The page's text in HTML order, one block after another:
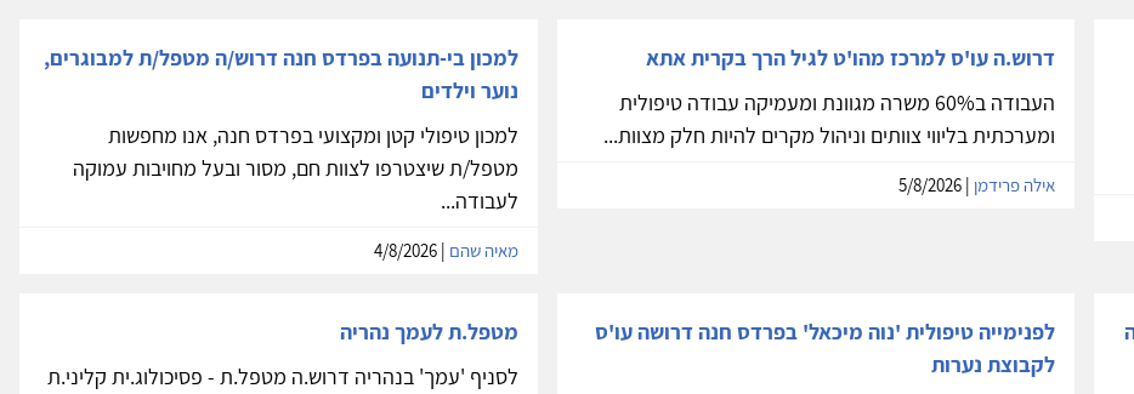
דרוש.ה עו'ס למרכז מהו'ט לגיל הרך בקרית אתא
העבודה ב60% משרה מגוונת ומעמיקה עבודה טיפולית
ומערכתית בליווי צוותים וניהול מקרים להיות חלק מצוות...
אילה פרידמן
למכון בי-תנועה בפרדס חנה דרוש/ה מטפל/ת למבוגרים,
נוער וילדים
למכון טיפולי קטן ומקצועי בפרדס חנה, אנו מחפשות
מטפל/ת שיצטרפו לצוות חם, מסור ובעל מחויבות עמוקה
לעבודה...
מאיה שהם | 4/8/2026
לפנימייה טיפולית 'נוה מיכאל' בפרדס חנה דרושה עו'ס
לקבוצת נערות
מטפל.ת לעמך נהריה
לסניף 'עמך' בנהריה דרוש.ה מטפל.ת - פסיכולוג.ית קליני.ת